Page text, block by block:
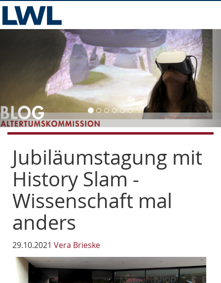
Vorherige
Jubiläumstagung mit
History Slam -
Wissenschaft mal
anders
29.10.2021 Vera Brieske